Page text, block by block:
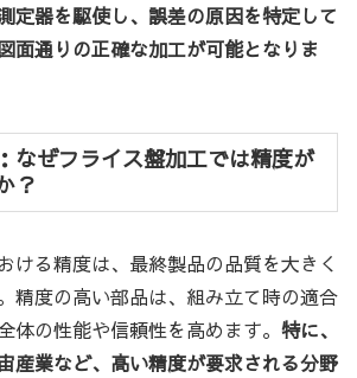
定器を駆使し、誤差の原因を特定して
面通りの正確な加工が可能となりま
なぜフライス盤加工では精度が
？
ける精度は、最終製品の品質を大きく
精度の高い部品は、組み立て時の適合
体の性能や信頼性を高めます。 特に、
産業など、高い精度が要求される分野